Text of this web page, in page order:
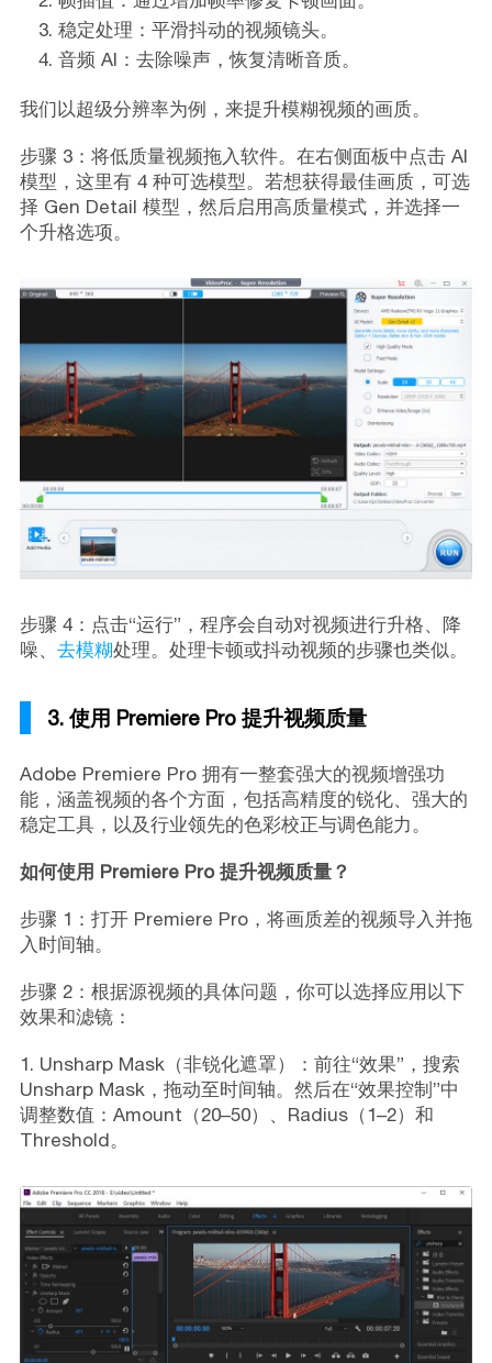
稳定处理：平滑抖动的视频镜头。
音频 AI：去除噪声，恢复清晰音质。
我们以超级分辨率为例，来提升模糊视频的画质。
步骤 3：将低质量视频拖入软件。在右侧面板中点击 AI
模型，这里有 4 种可选模型。若想获得最佳画质，可选
择 Gen Detail 模型，然后启用高质量模式，并选择一
个升格选项。
步骤 4：点击“运行”，程序会自动对视频进行升格、降
噪、 去模糊处理。处理卡顿或抖动视频的步骤也类似。
3. 使用 Premiere Pro 提升视频质量
Adobe Premiere Pro 拥有一整套强大的视频增强功
能，涵盖视频的各个方面，包括高精度的锐化、强大的
稳定工具，以及行业领先的色彩校正与调色能力。
如何使用 Premiere Pro 提升视频质量？
步骤 1：打开 Premiere Pro，将画质差的视频导入并拖
入时间轴。
步骤 2：根据源视频的具体问题，你可以选择应用以下
效果和滤镜：
1. Unsharp Mask（非锐化遮罩）：前往“效果”，搜索
Unsharp Mask，拖动至时间轴。然后在“效果控制”中
调整数值：Amount（20–50）、Radius（1–2）和
Threshold。